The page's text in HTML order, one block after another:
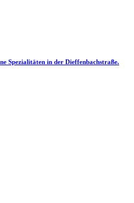
Spezialitäten in der Dieffenbachstraße.